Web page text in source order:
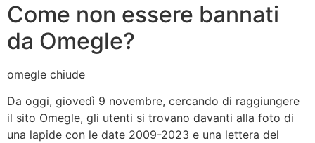
Come non essere bannati
da Omegle?
omegle chiude
Da oggi, giovedì 9 novembre, cercando di raggiungere
il sito Omegle, gli utenti si trovano davanti alla foto di
una lapide con le date 2009-2023 e una lettera del